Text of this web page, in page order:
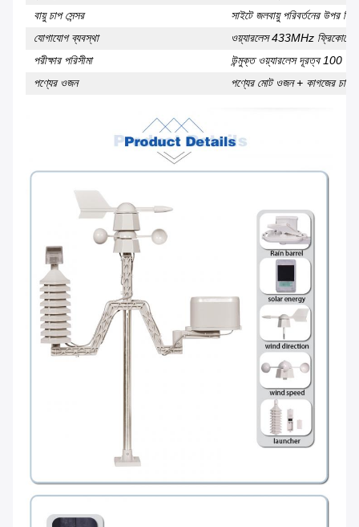
বায়ু চাপ সেন্সর
সাইটে জলবায়ু পরিবর্তনের উপর
যোগাযোগ ব্যবস্থা
ওয়্যারলেস 433MHz
পরীক্ষার পরিসীমা
উন্মুক্ত ওয়্যারলেস দূরত্ব 100
পণ্যের ওজন
পণ্যের মোট ওজন + কাগজের চাপ